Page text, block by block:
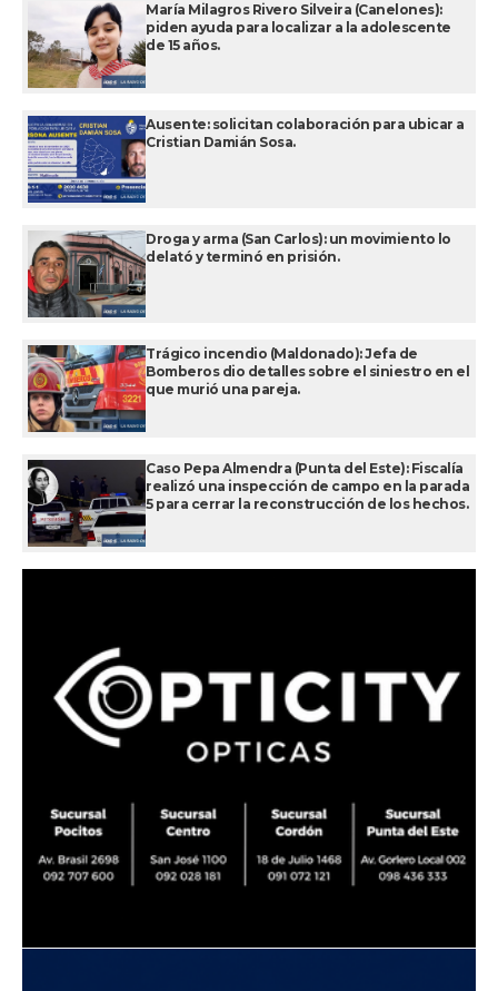
María Milagros Rivero Silveira (Canelones):
piden ayuda para localizar a la adolescente
de 15 años.
Ausente: solicitan colaboración para ubicar a
Cristian Damián Sosa.
Droga y arma (San Carlos): un movimiento lo
delató y terminó en prisión.
Trágico incendio (Maldonado): Jefa de
Bomberos dio detalles sobre el siniestro en el
que murió una pareja.
Caso Pepa Almendra (Punta del Este): Fiscalía
realizó una inspección de campo en la parada
5 para cerrar la reconstrucción de los hechos.